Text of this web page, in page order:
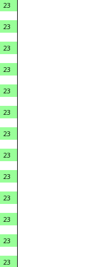
23
23
23
23
23
23
23
23
23
23
23
23
23